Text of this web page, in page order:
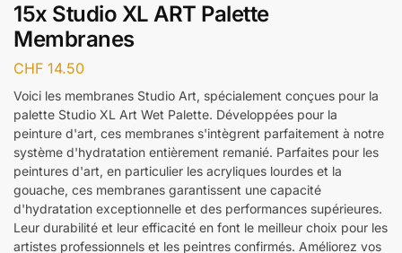
15x Studio XL ART Palette
Membranes
CHF 14.50
Voici les membranes Studio Art, spécialement conçues pour la
palette Studio XL Art Wet Palette. Développées pour la
peinture d'art, ces membranes s'intègrent parfaitement à notre
système d'hydratation entièrement remanié. Parfaites pour les
peintures d'art, en particulier les acryliques lourdes et la
gouache, ces membranes garantissent une capacité
d'hydratation exceptionnelle et des performances supérieures.
Leur durabilité et leur efficacité en font le meilleur choix pour les
artistes professionnels et les peintres confirmés. Améliorez vos